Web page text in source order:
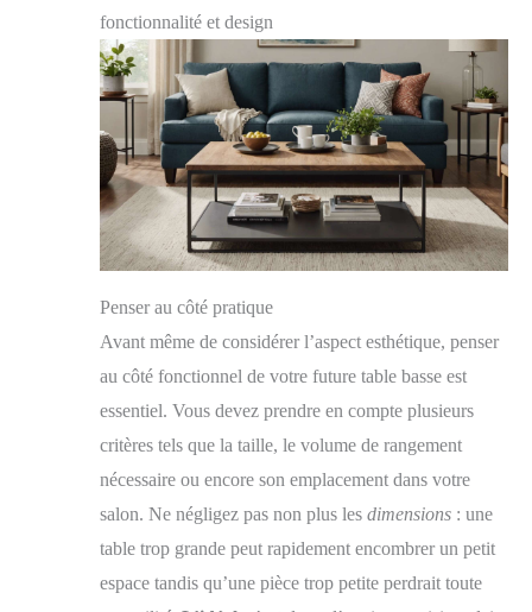
fonctionnalité et design
Penser au côté pratique
Avant même de considérer l’aspect esthétique, penser
au côté fonctionnel de votre future table basse est
essentiel. Vous devez prendre en compte plusieurs
critères tels que la taille, le volume de rangement
nécessaire ou encore son emplacement dans votre
salon. Ne négligez pas non plus les dimensions : une
table trop grande peut rapidement encombrer un petit
espace tandis qu’une pièce trop petite perdrait toute